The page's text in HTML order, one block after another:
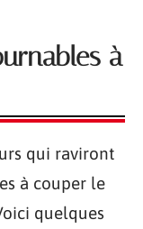
à
qui raviront
à couper le
quelques